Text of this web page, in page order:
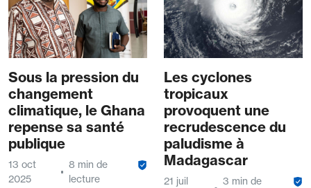
Sous la pression du
changement
climatique, le Ghana
repense sa santé
publique
13 oct
2025
8 min de
lecture
Les cyclones
tropicaux
provoquent une
recrudescence du
paludisme à
Madagascar
21 juil
3 min de